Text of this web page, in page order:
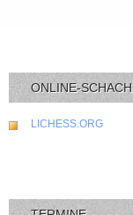
ONLINE-SCHACH
LICHESS.ORG